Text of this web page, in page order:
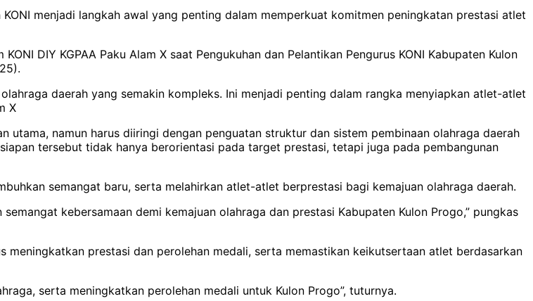
menjadi langkah awal yang penting dalam memperkuat komitmen peningkatan prestasi atlet
DIY KGPAA Paku Alam X saat Pengukuhan dan Pelantikan Pengurus KONI Kabupaten Kulon
daerah yang semakin kompleks. Ini menjadi penting dalam rangka menyiapkan atlet-atlet
X
utama, namun harus diiringi dengan penguatan struktur dan sistem pembinaan olahraga daerah
tersebut tidak hanya berorientasi pada target prestasi, tetapi juga pada pembangunan
semangat baru, serta melahirkan atlet-atlet berprestasi bagi kemajuan olahraga daerah.
kebersamaan demi kemajuan olahraga dan prestasi Kabupaten Kulon Progo,” pungkas
prestasi dan perolehan medali, serta memastikan keikutsertaan atlet berdasarkan
serta meningkatkan perolehan medali untuk Kulon Progo”, tuturnya.